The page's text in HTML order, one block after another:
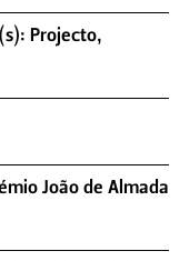
Projecto,
João de Almada